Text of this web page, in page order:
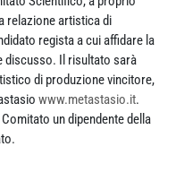
relazione artistica di
regista a cui affidare la
discusso. Il risultato sarà
di produzione vincitore,
www.metastasio.it.
un dipendente della